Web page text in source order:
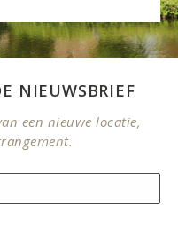
NIEUWSBRIEF
een nieuwe locatie,